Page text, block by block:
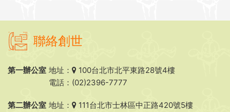
聯絡創世
第一辦公室 地址：
100台北市北平東路28號4樓
電話：(02)2396-7777
第二辦公室 地址：
111台北市士林區中正路420號5樓